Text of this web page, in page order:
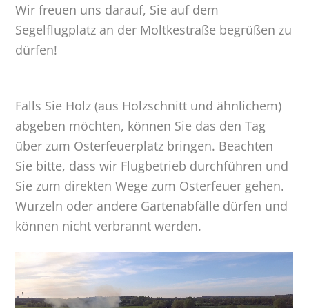
Wir freuen uns darauf, Sie auf dem
Segelflugplatz an der Moltkestraße begrüßen zu
dürfen!
Falls Sie Holz (aus Holzschnitt und ähnlichem)
abgeben möchten, können Sie das den Tag
über zum Osterfeuerplatz bringen. Beachten
Sie bitte, dass wir Flugbetrieb durchführen und
Sie zum direkten Wege zum Osterfeuer gehen.
Wurzeln oder andere Gartenabfälle dürfen und
können nicht verbrannt werden.